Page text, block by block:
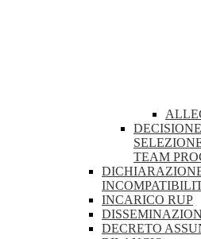
TEAM
INCARICO RUP
DECRETO